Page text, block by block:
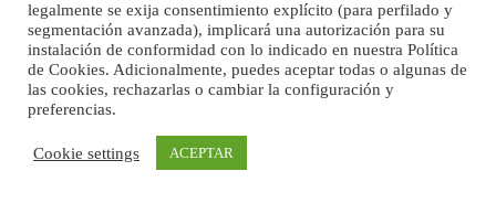
legalmente se exija consentimiento explícito (para perfilado y
segmentación avanzada), implicará una autorización para su
instalación de conformidad con lo indicado en nuestra Política
de Cookies. Adicionalmente, puedes aceptar todas o algunas de
las cookies, rechazarlas o cambiar la configuración y
preferencias.
Cookie settings ACEPTAR